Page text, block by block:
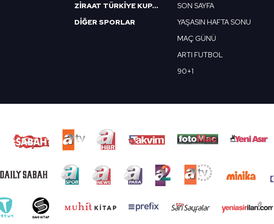
ZİRAAT TÜRKİYE KUPASI
DİĞER SPORLAR
SON SAYFA
YAŞASIN HAFTA SONU
MAÇ GÜNÜ
ARTI FUTBOL
90+1